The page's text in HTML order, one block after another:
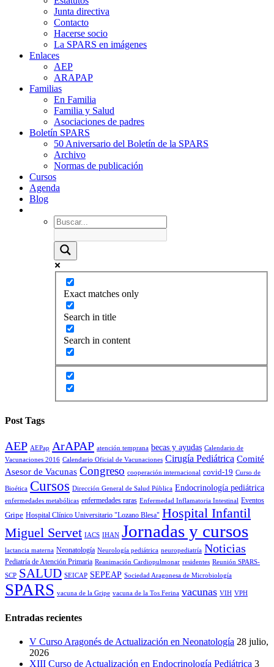
Junta directiva
Contacto
Hacerse socio
La SPARS en imágenes
Enlaces
AEP
ARAPAP
Familias
En Familia
Familia y Salud
Asociaciones de padres
Boletín SPARS
50 Aniversario del Boletín de la SPARS
Archivo
Normas de publicación
Cursos
Agenda
Blog
Exact matches only
Search in title
Search in content
Post Tags
AEP AEPap ArAPAP atención temprana becas y ayudas Calendario de
Vacunaciones 2016 Calendario Oficial de Vacunaciones Cirugía Pediátrica Comité
Asesor de Vacunas Congreso cooperación internacional covid-19 Curso de
Bioética Cursos Dirección General de Salud Pública Endocrinología pediátrica
enfermedades metabólicas enfermedades raras Enfermedad Inflamatoria Intestinal Eventos
Gripe Hospital Clínico Universitario "Lozano Blesa" Hospital Infantil
Miguel Servet IACS IHAN Jornadas y cursos
lactancia materna Neonatología Neurología pediátrica neuropediatría Noticias
Pediatría de Atención Primaria Reanimación Cardiopulmonar residentes Reunión SPARS-
SCP SALUD SEICAP SEPEAP Sociedad Aragonesa de Microbiología
SPARS vacuna de la Gripe vacuna de la Tos Ferina vacunas VIH VPH
Entradas recientes
V Curso Aragonés de Actualización en Neonatología 28 julio,
2026
XIII Curso de Actualización en Endocrinología Pediátrica 3